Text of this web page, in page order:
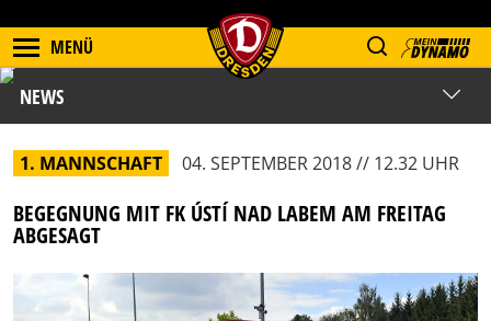
MENÜ
NEWS
1. MANNSCHAFT 04. SEPTEMBER 2018 // 12.32 UHR
BEGEGNUNG MIT FK ÚSTÍ NAD LABEM AM FREITAG
ABGESAGT